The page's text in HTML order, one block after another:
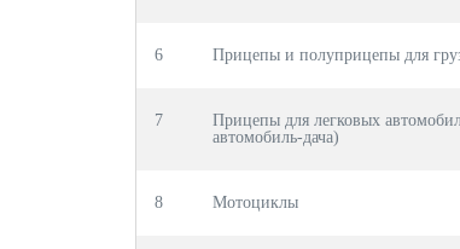
6 Прицепы и полуприцепы для
7
Прицепы для легковых
автомобиль-дача)
8 Мотоциклы